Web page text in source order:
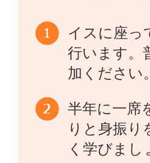
イスに座っ
行います。
加ください。
半年に一席
りと身振り
く学びまし